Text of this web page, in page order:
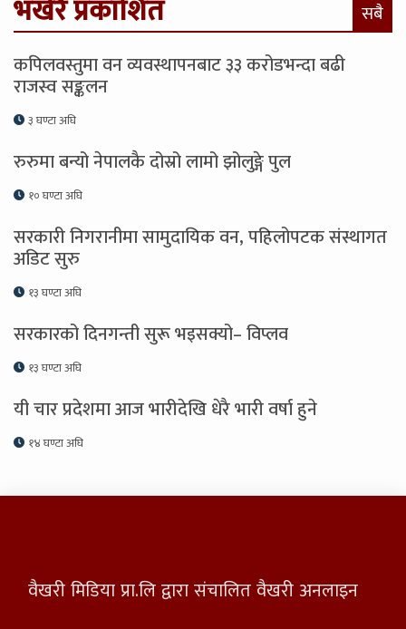
भर्खरै प्रकाशित सबै
कपिलवस्तुमा वन व्यवस्थापनबाट ३३ करोडभन्दा बढी
राजस्व सङ्कलन
३ घण्टा अघि
रुरुमा बन्यो नेपालकै दोस्रो लामो झोलुङ्गे पुल
१० घण्टा अघि
सरकारी निगरानीमा सामुदायिक वन, पहिलोपटक संस्थागत
अडिट सुरु
१३ घण्टा अघि
सरकारको दिनगन्ती सुरू भइसक्यो– विप्लव
१३ घण्टा अघि
यी चार प्रदेशमा आज भारीदेखि धेरै भारी वर्षा हुने
१४ घण्टा अघि
वैखरी मिडिया प्रा.लि द्वारा संचालित वैखरी अनलाइन